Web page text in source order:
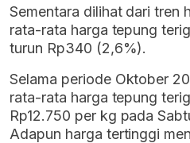
Sementara dilihat dari tren
rata-rata harga tepung
turun Rp340 (2,6%).
Selama periode Oktober
rata-rata harga tepung
Rp12.750 per kg pada
Adapun harga tertinggi